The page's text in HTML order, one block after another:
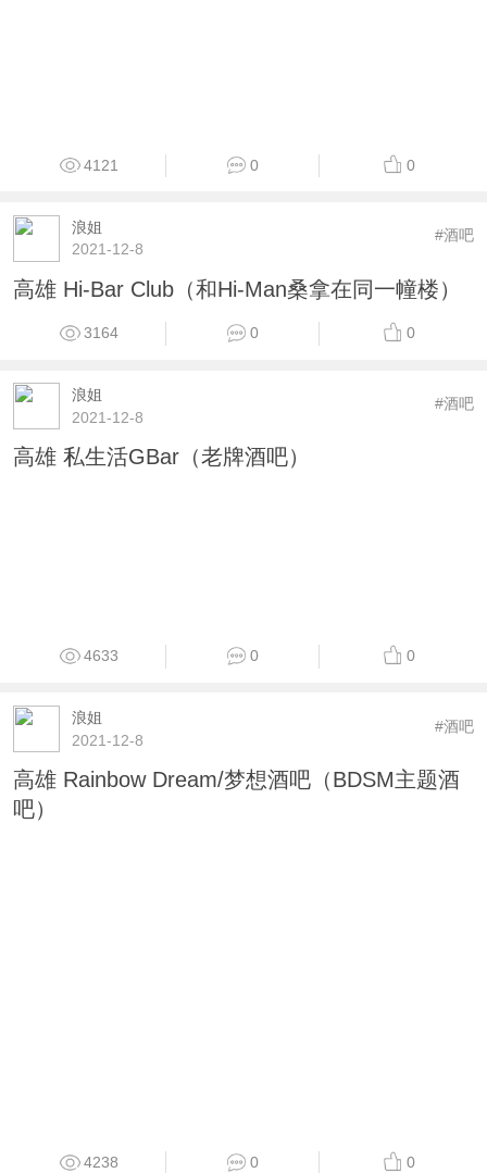
4121 0 0
浪姐
2021-12-8
#酒吧
高雄 Hi-Bar Club（和Hi-Man桑拿在同一幢楼）
3164 0 0
浪姐
2021-12-8
#酒吧
高雄 私生活GBar（老牌酒吧）
4633 0 0
浪姐
2021-12-8
#酒吧
高雄 Rainbow Dream/梦想酒吧（BDSM主题酒
吧）
4238 0 0